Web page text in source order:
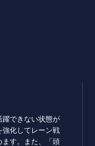
躍できない状態が
強化してレーン戦
ます。また、「頭